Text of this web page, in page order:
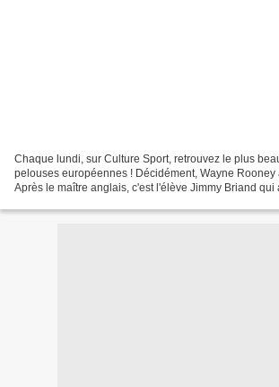
Chaque lundi, sur Culture Sport, retrouvez le plus
pelouses européennes ! Décidément, Wayne Rooney
Après le maître anglais, c'est l'élève Jimmy Briand qui